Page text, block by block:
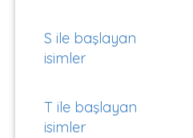
S ile başlayan
isimler
T ile başlayan
isimler